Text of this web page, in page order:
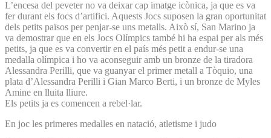
L’encesa del peveter no va deixar cap imatge icònica, ja que es va
fer durant els focs d’artifici. Aquests Jocs suposen la gran oportunitat
dels petits països per penjar-se uns metalls. Això sí, San Marino ja
va demostrar que en els Jocs Olímpics també hi ha espai per als més
petits, ja que es va convertir en el país més petit a endur-se una
medalla olímpica i ho va aconseguir amb un bronze de la tiradora
Alessandra Perilli, que va guanyar el primer metall a Tòquio, una
plata d’Alessandra Perilli i Gian Marco Berti, i un bronze de Myles
Amine en lluita lliure.
Els petits ja es comencen a rebel·lar.
En joc les primeres medalles en natació, atletisme i judo